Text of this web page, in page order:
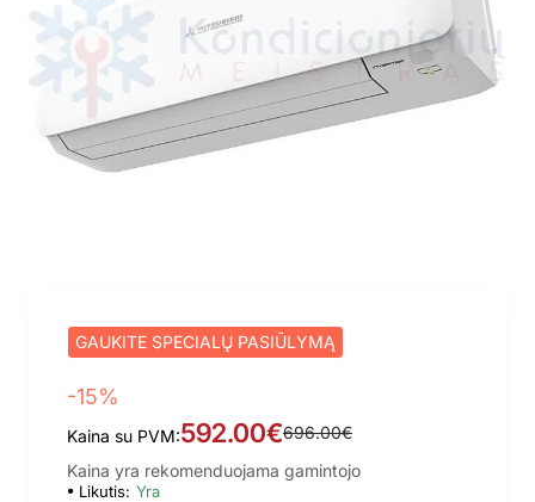
GAUKITE SPECIALŲ PASIŪLYMĄ
-15%
Kaina su PVM:592.00€696.00€
Kaina yra rekomenduojama gamintojo
Likutis: Yra